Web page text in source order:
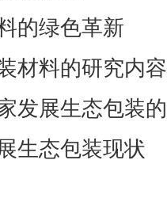
的绿色革新
材料的研究内容
发展生态包装
生态包装现状